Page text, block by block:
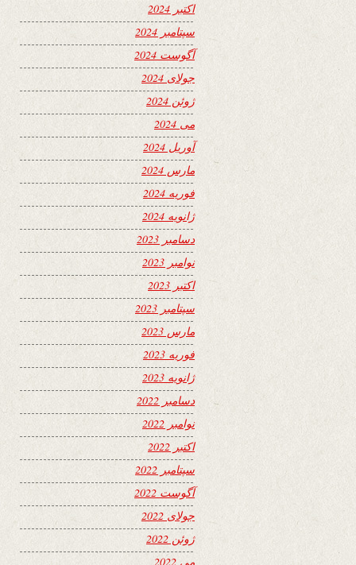
اکتبر 2024
سپتامبر 2024
آگوست 2024
جولای 2024
ژوئن 2024
می 2024
آوریل 2024
مارس 2024
فوریه 2024
ژانویه 2024
دسامبر 2023
نوامبر 2023
اکتبر 2023
سپتامبر 2023
مارس 2023
فوریه 2023
ژانویه 2023
دسامبر 2022
نوامبر 2022
اکتبر 2022
سپتامبر 2022
آگوست 2022
جولای 2022
ژوئن 2022
می 2022